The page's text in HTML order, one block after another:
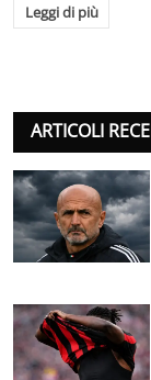
Leggi di più
ARTICOLI